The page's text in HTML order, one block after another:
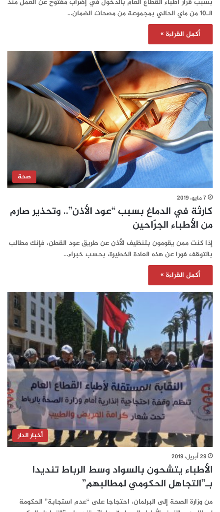
الـ10 من ماي الحالي بمجموعة من مصحات الضمان…
أكمل القراءة »
صحة
7 مايو، 2019
كارثة في الدماغ بسبب “عود الأذن”.. وتحذير صارم
من الأطباء الجرّاحين
إذا كنت ممن يقومون بتنظيف الأذن عن طريق عود القطن، فإنك مطالب
بالتوقف فورا عن هذه العادة الخطيرة، بحسب خبراء…
أكمل القراءة »
أخبار الدار
29 أبريل، 2019
الأطباء يتشحون بالسواد وسط الرباط تنديدا
بـ”التجاهل الحكومي لمطالبهم”
من وزارة الصحة إلى البرلمان، احتجاجا على “عدم استجابة” الحكومة